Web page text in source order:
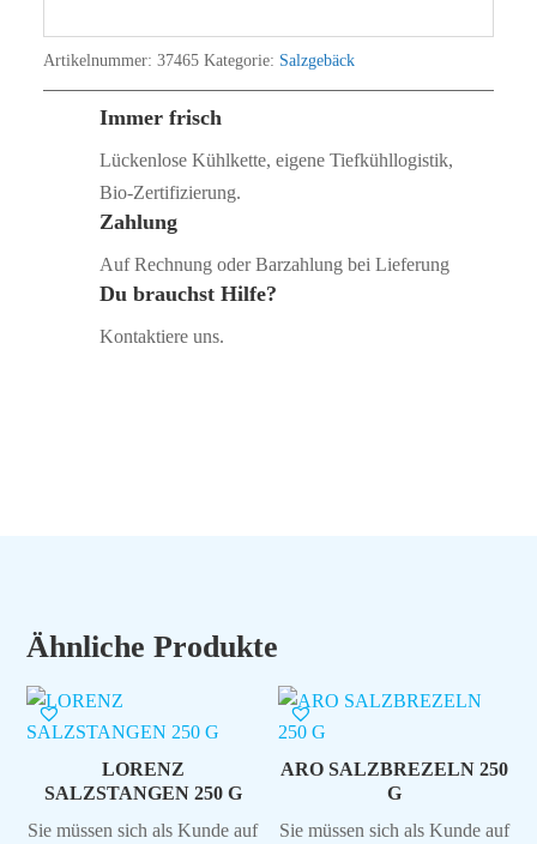
Artikelnummer: 37465 Kategorie: Salzgebäck
Immer frisch
Lückenlose Kühlkette, eigene Tiefkühllogistik,
Bio‑Zertifizierung.
Zahlung
Auf Rechnung oder Barzahlung bei Lieferung
Du brauchst Hilfe?
Kontaktiere uns.
Ähnliche Produkte
LORENZ
SALZSTANGEN 250 G
Sie müssen sich als Kunde auf
ARO SALZBREZELN 250
G
Sie müssen sich als Kunde auf